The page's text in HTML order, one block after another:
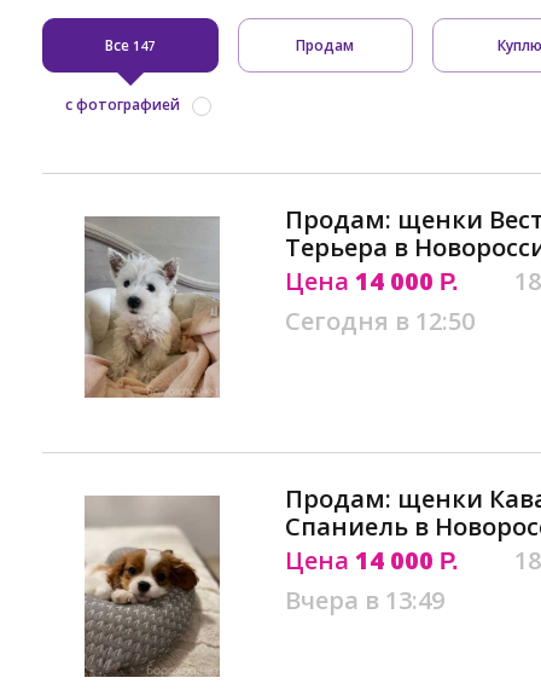
Все 147 Продам
с фотографией
Продам: щенки
Терьера в
Цена 14 000 Р.
Сегодня в 12:50
Продам: щенки
Спаниель в
Цена 14 000 Р.
Вчера в 13:49